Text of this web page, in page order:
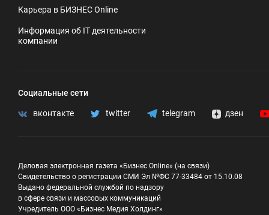
Карьера в БИЗНЕС Online
Информация об IT деятельности
компании
Социальные сети
вконтакте twitter telegram дзен
Деловая электронная газета «Бизнес Online» (на связи)
Свидетельство о регистрации СМИ Эл №ФС 77-33484 от 15.10.08
Выдано федеральной службой по надзору
в сфере связи и массовых коммуникаций
Учредитель ООО «Бизнес Медия Холдинг»